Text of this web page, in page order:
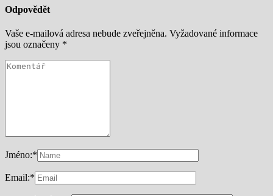
Odpovědět
Vaše e-mailová adresa nebude zveřejněna. Vyžadované informace
jsou označeny *
Jméno:*
Email:*